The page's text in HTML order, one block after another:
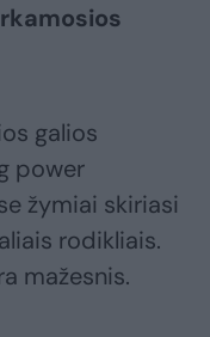
galios
power
žymiai skiriasi
rodikliais.
mažesnis.